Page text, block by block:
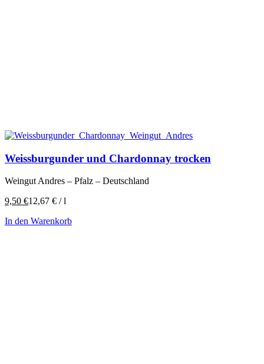
Weissburgunder und Chardonnay trocken
Weingut Andres – Pfalz – Deutschland
9,50 €12,67 € /l
In den Warenkorb